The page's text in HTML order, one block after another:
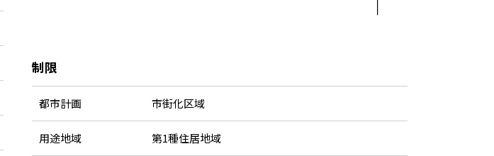
制限
都市計画 市街化区域
用途地域 第1種住居地域